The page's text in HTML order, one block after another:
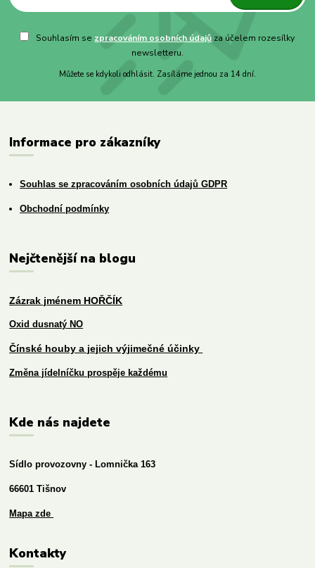
Souhlasím se zpracováním osobních údajů za účelem rozesílky
newsletteru.
Můžete se kdykoli odhlásit. Zasíláme jednou za 14 dní.
Informace pro zákazníky
Souhlas se zpracováním osobních údajů GDPR
Obchodní podmínky
Nejčtenější na blogu
Zázrak jménem HOŘČÍK
Oxid dusnatý NO
Čínské houby a jejich výjimečné účinky
Změna jídelníčku prospěje každému
Kde nás najdete
Sídlo provozovny - Lomnička 163
66601 Tišnov
Mapa zde
Kontakty